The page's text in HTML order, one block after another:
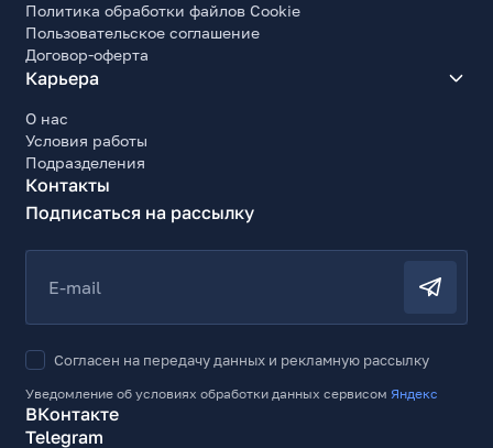
Политика обработки файлов Cookie
Пользовательское соглашение
Договор-оферта
Карьера
О нас
Условия работы
Подразделения
Контакты
Подписаться на рассылку
E-mail
Согласен на передачу данных и рекламную рассылку
Уведомление об условиях обработки данных сервисом Яндекс
ВКонтакте
Telegram